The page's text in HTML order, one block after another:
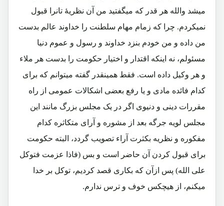
میشد والله هر قدر که میگفتید من آن نظریۀ تانرا قبول
نمیکردم. چرا که زمام مهام سلطنت را خداوند عالم بدست
من داده و من خودم بنزد خداوند و رسول و عموم دنیا
مسئولم، نه اینکه اقتدار و اختیار حکومت را بدست هر ملاء
و هر وکیل داده است. فقط همینقدر گفته میتوانم که برای
کدام فائده مادی و یا رفع بعضی اشکالات عمومی از راه
مقررات دینی و دنیوی اگر در یک مجلس بزرگ مانند این
مجلس لویه جرگه بعد از مشوره و آرای متکاثره کدام
مفکوره و نظریه بکثرت آراء تصویب گردد، البته حکومت
برای قبول کردن آن حاضر است و بس (فاذا عزمت فتوکل
علی الله) پس ازآن که بکاری قصد کردیم، توکل بر خدا
میکنم، از هیچکس خوف و ترس ندارم.